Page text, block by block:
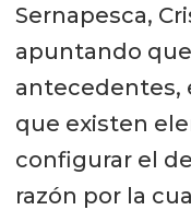
Sernapesca,
apuntando
antecedentes,
que existen
configurar el
razón por la